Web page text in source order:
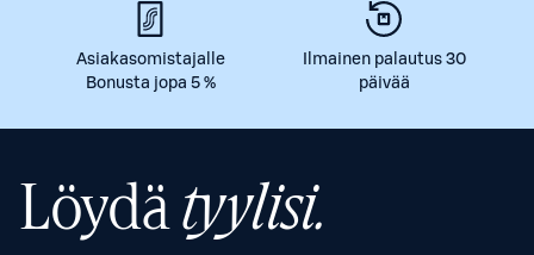
Asiakasomistajalle
Bonusta jopa 5 %
Ilmainen palautus 30
päivää
Löydätyylisi.